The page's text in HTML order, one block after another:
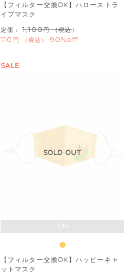
【フィルター交換OK】ハローストラ
イプマスク
定価： 1,100 （税込）
110 税込 90%off
S/M
SOLD OUT
SALE
【フィルター交換OK】ハッピーキャ
ットマスク